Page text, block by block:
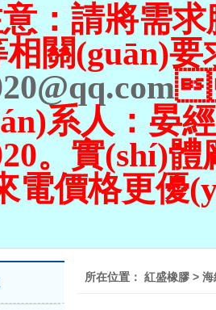
：請將需求
相關(guān)
(lián)系人：
。實(shí)體廠
價格更優
所在位置： 紅盛橡膠 > 海